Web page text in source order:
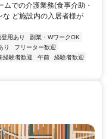
での介護業務(食事介助・
な ど施設内の入居者様が
用あり
副業・WワークOK
り
フリーター歓迎
経験者歓迎 午前
経験者歓迎